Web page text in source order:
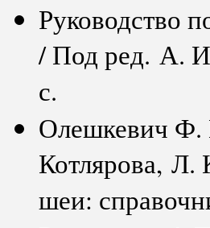
Руководство
/ Под ред. А.
с.
Олешкевич
Котлярова,
шеи: